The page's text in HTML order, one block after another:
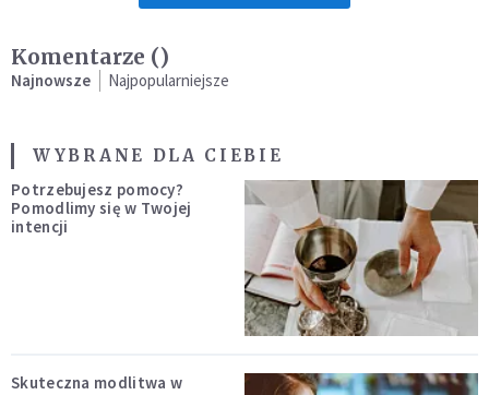
Komentarze ()
Najnowsze Najpopularniejsze
WYBRANE DLA CIEBIE
Potrzebujesz pomocy?
Pomodlimy się w Twojej
intencji
Skuteczna modlitwa w